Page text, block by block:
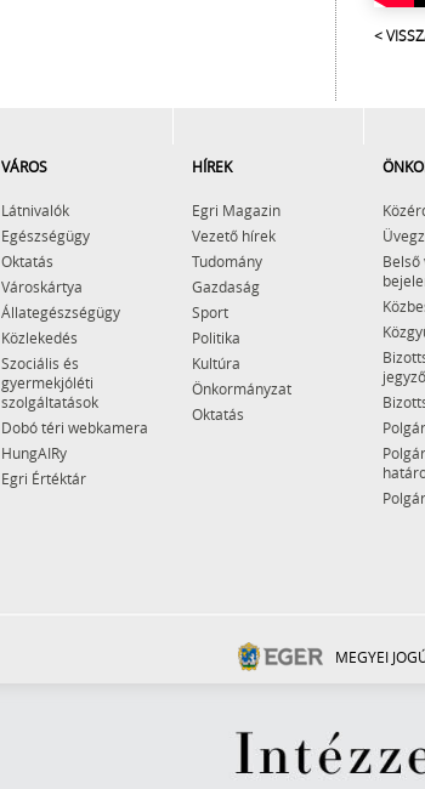
<
VÁROS
Látnivalók
Egészségügy
Oktatás
Városkártya
Állategészségügy
Közlekedés
Szociális és
gyermekjóléti
szolgáltatások
Dobó téri webkamera
HungAIRy
Egri Értéktár
HÍREK
Egri Magazin
Vezető hírek
Tudomány
Gazdaság
Sport
Politika
Kultúra
Önkormányzat
Oktatás
Belső
MEGYEI